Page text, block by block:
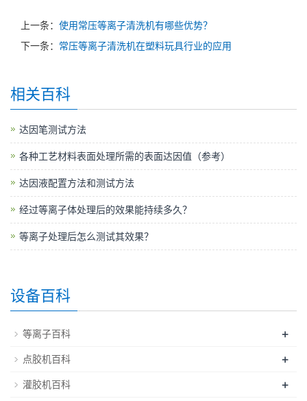
上一条： 使用常压等离子清洗机有哪些优势？
下一条： 常压等离子清洗机在塑料玩具行业的应用
相关百科
达因笔测试方法
各种工艺材料表面处理所需的表面达因值（参考）
达因液配置方法和测试方法
经过等离子体处理后的效果能持续多久？
等离子处理后怎么测试其效果？
设备百科
等离子百科 +
点胶机百科 +
灌胶机百科 +